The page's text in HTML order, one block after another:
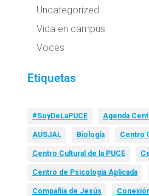
Uncategorized
Vida en campus
Voces
Etiquetas
#SoyDeLaPUCE Agenda
AUSJAL Biología Centro
Centro Cultural de la PUCE
Centro de Psicología Aplicada
Compañía de Jesús